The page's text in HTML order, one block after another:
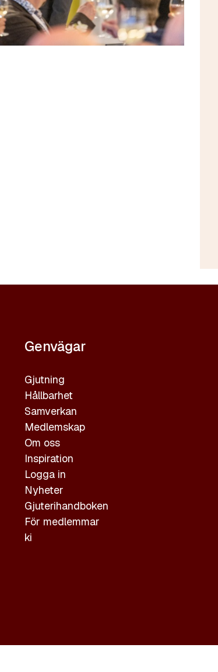
Genvägar
Gjutning
Hållbarhet
Samverkan
Medlemskap
Om oss
Inspiration
Logga in
Nyheter
Gjuterihandboken
För medlemmar
ki